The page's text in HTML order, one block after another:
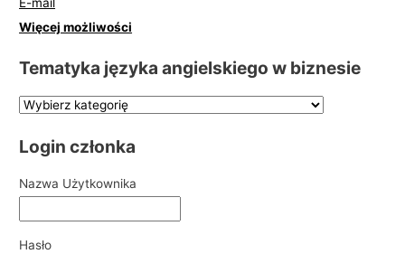
Więcej możliwości
Tematyka języka angielskiego w biznesie
Login członka
Nazwa Użytkownika
Hasło